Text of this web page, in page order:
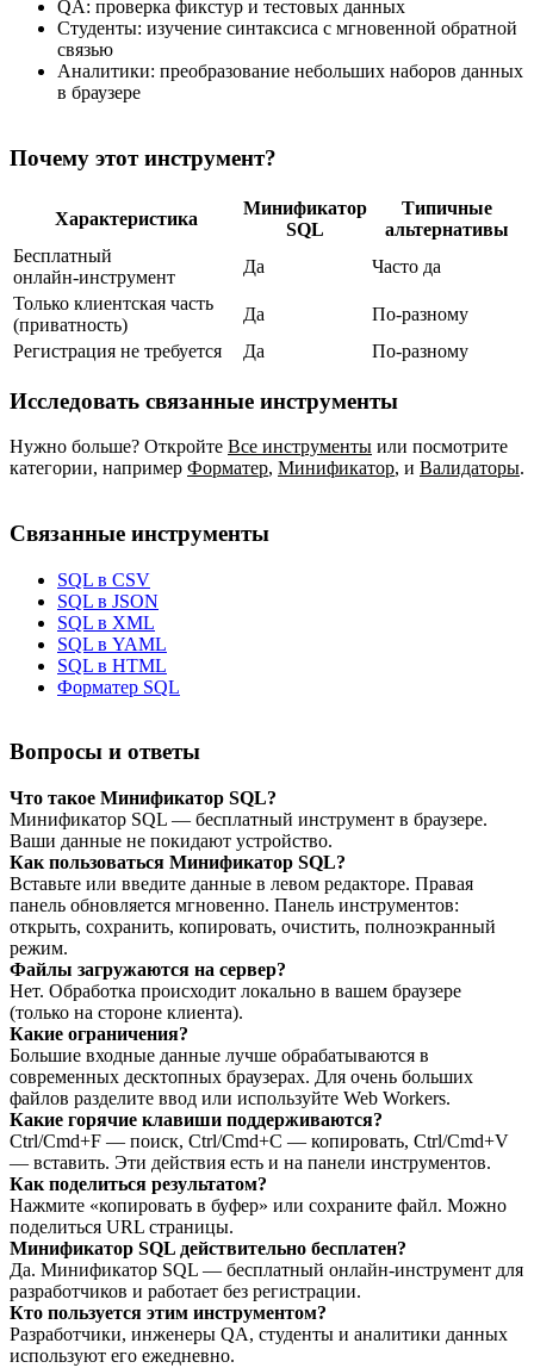
QA: проверка фикстур и тестовых данных
Студенты: изучение синтаксиса с мгновенной обратной
связью
Аналитики: преобразование небольших наборов данных
в браузере
Почему этот инструмент?
Характеристика
Минификатор
SQL
Типичные
альтернативы
Бесплатный
онлайн‑инструмент
Да
Часто да
Только клиентская часть
(приватность)
Да
По‑разному
Регистрация не требуется
Да По‑разному
Исследовать связанные инструменты
Нужно больше? Откройте Все инструменты или посмотрите
категории, например Форматер, Минификатор, и Валидаторы.
Связанные инструменты
SQL в CSV
SQL в JSON
SQL в XML
SQL в YAML
SQL в HTML
Форматер SQL
Вопросы и ответы
Что такое Минификатор SQL?
Минификатор SQL — бесплатный инструмент в браузере.
Ваши данные не покидают устройство.
Как пользоваться Минификатор SQL?
Вставьте или введите данные в левом редакторе. Правая
панель обновляется мгновенно. Панель инструментов:
открыть, сохранить, копировать, очистить, полноэкранный
режим.
Файлы загружаются на сервер?
Нет. Обработка происходит локально в вашем браузере
(только на стороне клиента).
Какие ограничения?
Большие входные данные лучше обрабатываются в
современных десктопных браузерах. Для очень больших
файлов разделите ввод или используйте Web Workers.
Какие горячие клавиши поддерживаются?
Ctrl/Cmd+F — поиск, Ctrl/Cmd+C — копировать, Ctrl/Cmd+V
— вставить. Эти действия есть и на панели инструментов.
Как поделиться результатом?
Нажмите «копировать в буфер» или сохраните файл. Можно
поделиться URL страницы.
Минификатор SQL действительно бесплатен?
Да. Минификатор SQL — бесплатный онлайн‑инструмент для
разработчиков и работает без регистрации.
Кто пользуется этим инструментом?
Разработчики, инженеры QA, студенты и аналитики данных
используют его ежедневно.